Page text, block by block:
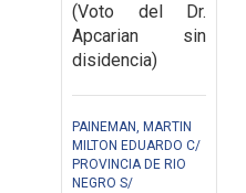
(Voto del Dr.
Apcarian sin
disidencia)
PAINEMAN, MARTIN
MILTON EDUARDO C/
PROVINCIA DE RIO
NEGRO S/